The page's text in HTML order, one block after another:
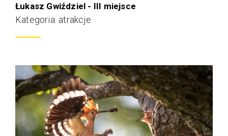
Łukasz Gwiździel - III miejsce
Kategoria: atrakcje